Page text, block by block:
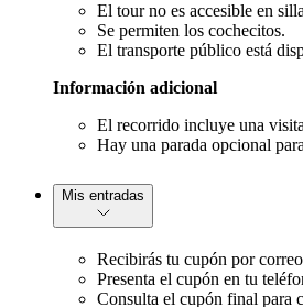
El tour no es accesible en
Se permiten los cochecitos.
El transporte público está
Información adicional
El recorrido incluye una
Hay una parada opcional
Mis entradas
Recibirás tu cupón por
Presenta el cupón en tu
Consulta el cupón final para